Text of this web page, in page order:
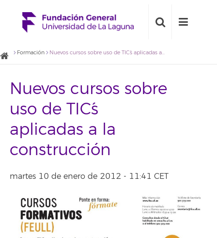
Formación Nuevos cursos sobre uso de TIC´s aplicadas a la construcción
Nuevos cursos sobre
uso de TIC´s
aplicadas a la
construcción
martes 10 de enero de 2012 - 11:41 CET